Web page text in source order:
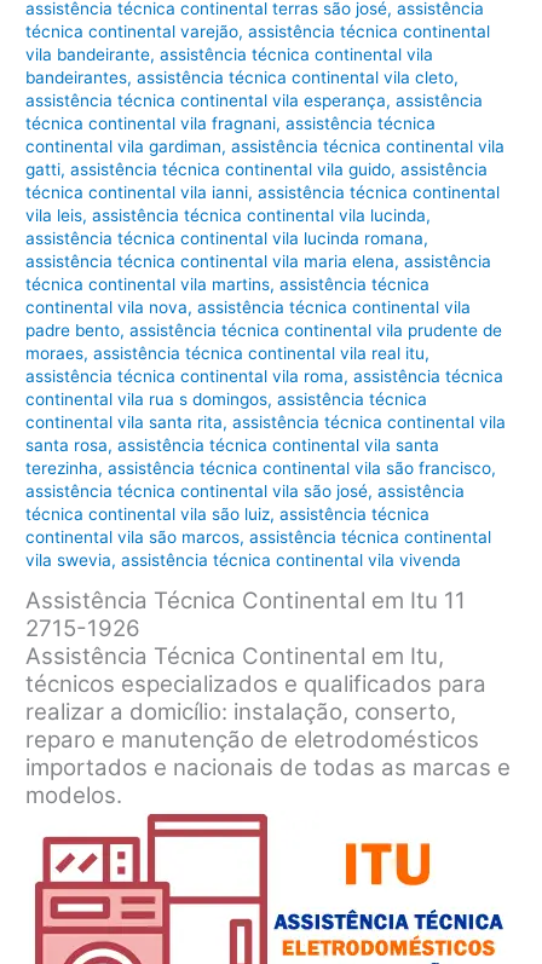
assistência técnica continental terras são josé,assistência
técnica continental varejão,assistência técnica continental
vila bandeirante,assistência técnica continental vila
bandeirantes,assistência técnica continental vila cleto,
assistência técnica continental vila esperança,assistência
técnica continental vila fragnani,assistência técnica
continental vila gardiman,assistência técnica continental vila
gatti,assistência técnica continental vila guido,assistência
técnica continental vila ianni,assistência técnica continental
vila leis,assistência técnica continental vila lucinda,
assistência técnica continental vila lucinda romana,
assistência técnica continental vila maria elena,assistência
técnica continental vila martins,assistência técnica
continental vila nova,assistência técnica continental vila
padre bento,assistência técnica continental vila prudente de
moraes,assistência técnica continental vila real itu,
assistência técnica continental vila roma,assistência técnica
continental vila rua s domingos,assistência técnica
continental vila santa rita,assistência técnica continental vila
santa rosa,assistência técnica continental vila santa
terezinha,assistência técnica continental vila são francisco,
assistência técnica continental vila são josé,assistência
técnica continental vila são luiz,assistência técnica
continental vila são marcos,assistência técnica continental
vila swevia,assistência técnica continental vila vivenda
Assistência Técnica Continental em Itu 11
2715-1926
Assistência Técnica Continental em Itu,
técnicos especializados e qualificados para
realizar a domicílio: instalação, conserto,
reparo e manutenção de eletrodomésticos
importados e nacionais de todas as marcas e
modelos.